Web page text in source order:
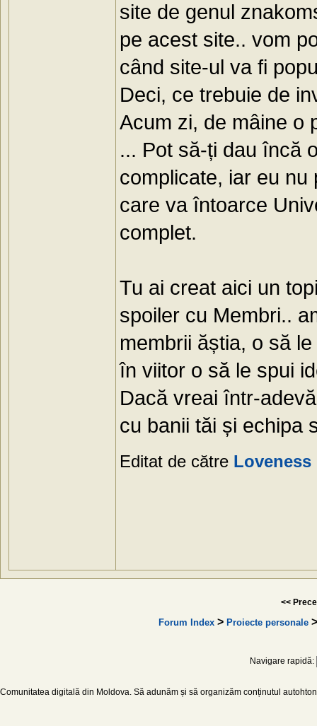
site de genul
pe acest site.. vom
când site-ul va fi
Deci, ce trebuie de
Acum zi, de mâine o
... Pot să-ți dau încă
complicate, iar eu
care va întoarce
complet.
Tu ai creat aici un
spoiler cu Membri..
membrii ăștia, o să
în viitor o să le spui
Dacă vreai într-
cu banii tăi și echipa
Editat de către Loveness
<<
Forum Index > Proiecte personale
Navigare rapidă:
Comunitatea digitală din Moldova. Să adunăm și să organizăm conținutul